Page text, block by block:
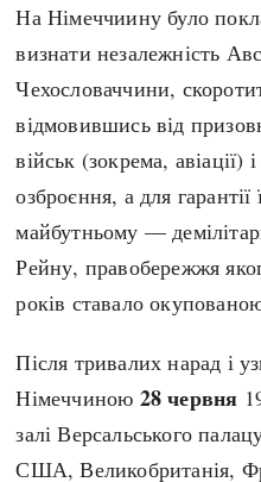
На Німеччиину було
визнати незалежність
Чехословаччини,
відмовившись від
військ (зокрема, авіації)
озброєння, а для
майбутньому —
Рейну, правобережжя
років ставало
Після тривалих нарад і
Німеччиною 28 червня
залі Версальського
США, Великобританія,